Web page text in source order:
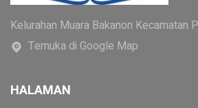
Kelurahan Muara Bakanon Kecamatan
Temuka di Google Map
HALAMAN